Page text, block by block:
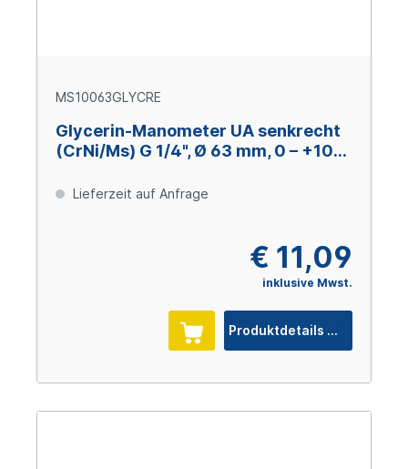
MS10063GLYCRE
Glycerin-Manometer UA senkrecht
(CrNi/Ms) G 1/4", Ø 63 mm, 0 – +100
Lieferzeit auf Anfrage
€ 11,09
inklusive Mwst.
Produktdetails